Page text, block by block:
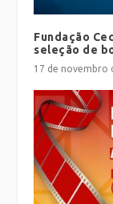
Fundação
seleção de
17 de novembro